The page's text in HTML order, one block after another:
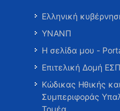
Ελληνική
ΥΝΑΝΠ
Η σελίδα μου -
Επιτελική Δομή
Κώδικας Ηθικής
Συμπεριφοράς